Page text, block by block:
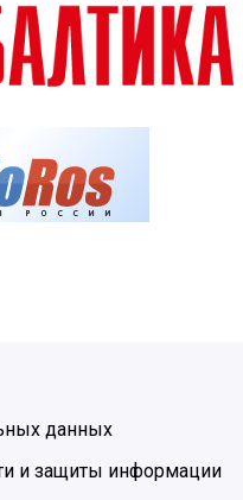
данных
и защиты информации